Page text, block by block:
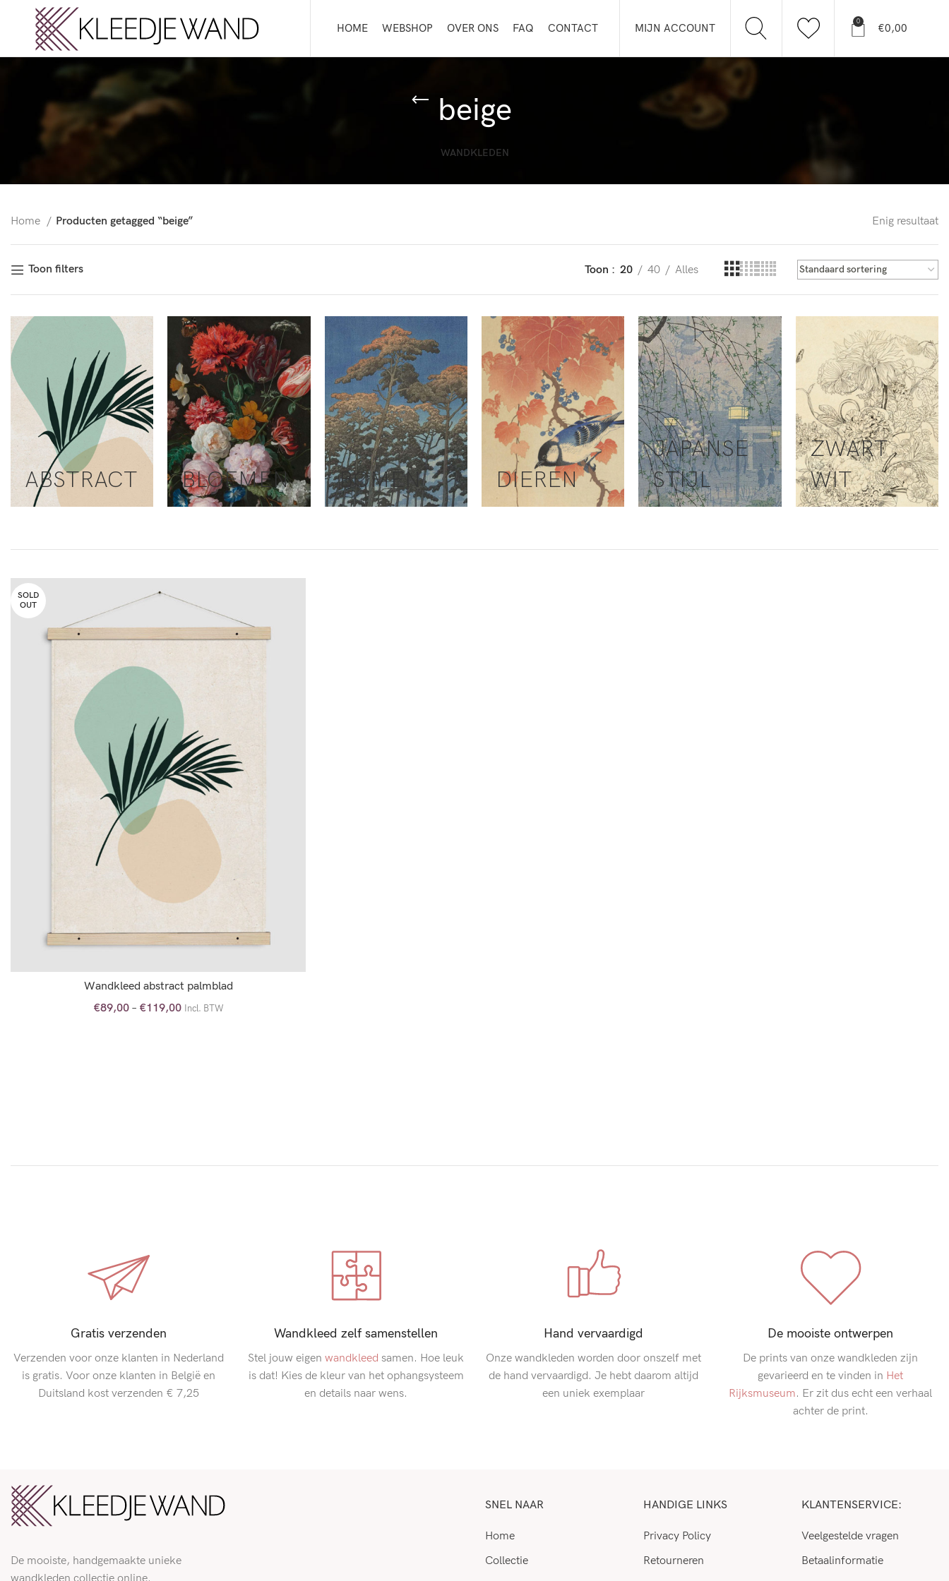
HOME WEBSHOP OVER ONS FAQ CONTACT MIJN ACCOUNT
0
€0,00
beige
WANDKLEDEN
Home Producten getagged “beige” Enig resultaat
Toon filters Toon 20 40 Alles
ABSTRACT BLOEMEN BOMEN DIEREN
JAPANSE
STIJL
ZWART
WIT
SOLD
OUT
Wandkleed abstract palmblad
€89,00– €119,00 Incl. BTW
Gratis verzenden
Verzenden voor onze klanten in Nederland
is gratis. Voor onze klanten in België en
Duitsland kost verzenden € 7,25
Wandkleed zelf samenstellen
Stel jouw eigen wandkleed samen. Hoe leuk
is dat! Kies de kleur van het ophangsysteem
en details naar wens.
Hand vervaardigd
Onze wandkleden worden door onszelf met
de hand vervaardigd. Je hebt daarom altijd
een uniek exemplaar
De mooiste ontwerpen
De prints van onze wandkleden zijn
gevarieerd en te vinden in Het
Rijksmuseum. Er zit dus echt een verhaal
achter de print.
De mooiste, handgemaakte unieke
SNEL NAAR
Home
Collectie
HANDIGE LINKS
Privacy Policy
Retourneren
KLANTENSERVICE:
Veelgestelde vragen
Betaalinformatie